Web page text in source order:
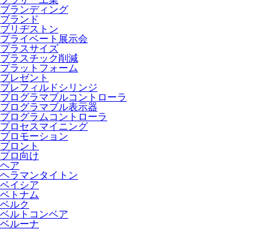
ブランディング
ブランド
ブリヂストン
プライベート展示会
プラスサイズ
プラスチック削減
プラットフォーム
プレゼント
プレフィルドシリンジ
プログラマブルコントローラ
プログラマブル表示器
プログラムコントローラ
プロセスマイニング
プロモーション
プロント
プロ向け
ヘア
ヘラマンタイトン
ベイシア
ベトナム
ベルク
ベルトコンベア
ベルーナ